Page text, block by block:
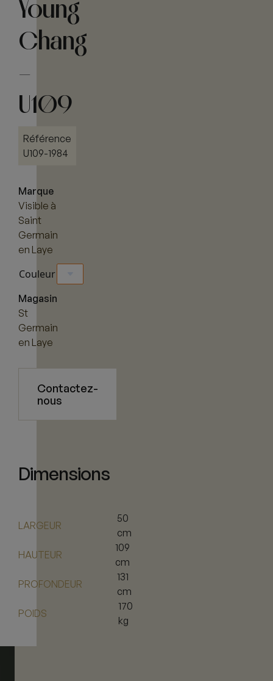
Young
Chang
–
U109
Référence
U109-1984
Marque
Visible à
Saint
Germain
en Laye
Couleur
Magasin
St
Germain
en Laye
Contactez-
nous
Dimensions
LARGEUR
50
cm
HAUTEUR
109
cm
PROFONDEUR
131
cm
POIDS
170
kg